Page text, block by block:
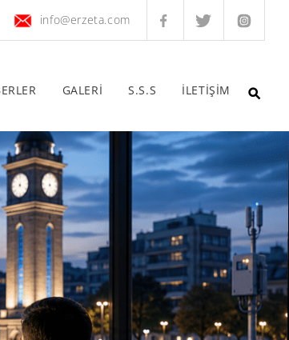
info@erzeta.com
GALERİ S.S.S İLETİŞİM